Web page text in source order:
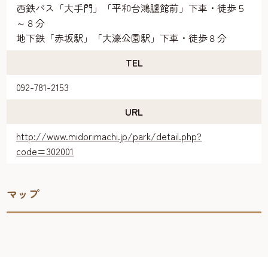
西鉄バス「大手門」「平和台鴻臚館前」下車・徒歩５
～８分
地下鉄「赤坂駅」「大濠公園駅」下車・徒歩８分
TEL
092-781-2153
URL
http://www.midorimachi.jp/park/detail.php?
code=302001
マップ